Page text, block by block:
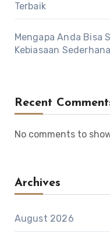
Terbaik
Mengapa Anda Bisa
Kebiasaan
Recent
No comments to
Archives
August 2026